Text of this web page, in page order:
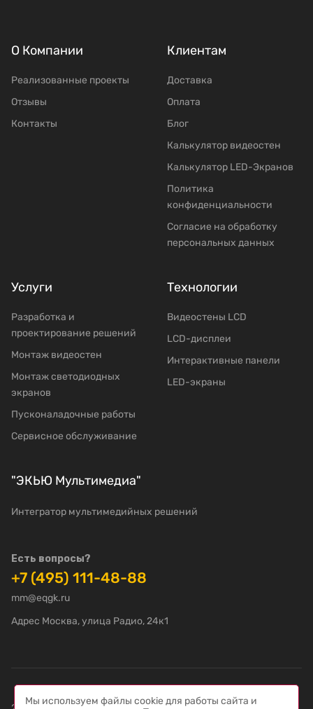
О Компании
Реализованные проекты
Отзывы
Контакты
Клиентам
Доставка
Оплата
Блог
Калькулятор видеостен
Калькулятор LED-Экранов
Политика
конфиденциальности
Согласие на обработку
персональных данных
Услуги
Разработка и
проектирование решений
Mонтаж видеостен
Moнтаж светодиодных
экранов
Пусконаладочные работы
Сервисное обслуживание
Технологии
Видеостены LCD
LCD-дисплеи
Интерактивные панели
LED-экраны
"ЭКЬЮ Мультимедиа"
Интегратор мультимедийных решений
Есть вопросы?
+7 (495) 111-48-88
mm@eqgk.ru
Адрес Москва, улица Радио, 24к1
Мы используем файлы cookie для работы сайта и